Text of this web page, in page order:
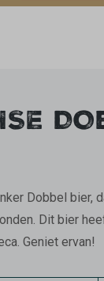
Dobbel bier,
Dit bier
Geniet ervan!